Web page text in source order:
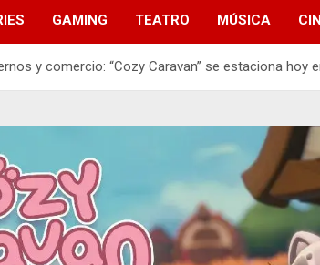
GAMING TEATRO MÚSICA
y comercio: “Cozy Caravan” se estaciona hoy